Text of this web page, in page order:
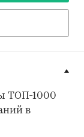
ТОП-1000
в